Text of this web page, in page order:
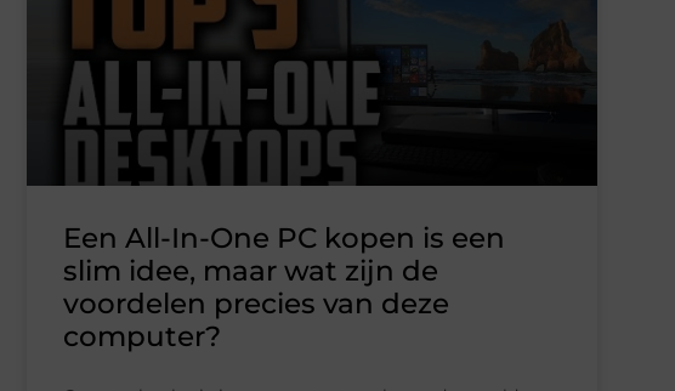
Een All-In-One PC kopen is een
slim idee, maar wat zijn de
voordelen precies van deze
computer?